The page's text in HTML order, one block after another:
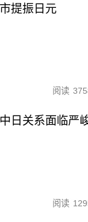
提振日元
阅读
日关系面临严
阅读